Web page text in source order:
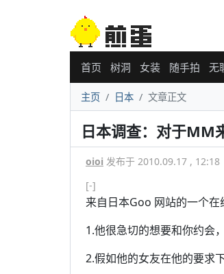
首页 树洞 女装 随手拍 无
主页 日本 文章正文
日本调查：对于MM
oioi 发布于 2010.09.17 , 12:18
[-]
来自日本Goo 网站的一个在
1.他很急切的想要和你约会
2.假如他的女友在他的要求